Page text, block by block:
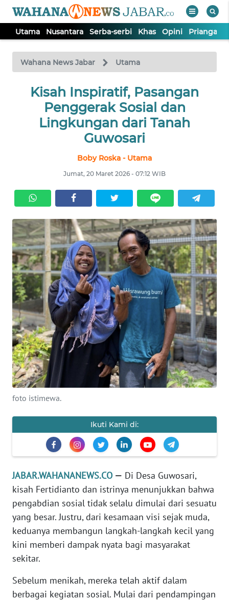
Utama Nusantara Serba-serbi Khas Opini Priangan
Wahana News Jabar Utama
Kisah Inspiratif, Pasangan
Penggerak Sosial dan
Lingkungan dari Tanah
Guwosari
Boby Roska - Utama
Jumat, 20 Maret 2026 - 07:12 WIB
foto istimewa.
Ikuti Kami di:
JABAR.WAHANANEWS.CO — Di Desa Guwosari,
kisah Fertidianto dan istrinya menunjukkan bahwa
pengabdian sosial tidak selalu dimulai dari sesuatu
yang besar. Justru, dari kesamaan visi sejak muda,
keduanya membangun langkah-langkah kecil yang
kini memberi dampak nyata bagi masyarakat
sekitar.
Sebelum menikah, mereka telah aktif dalam
berbagai kegiatan sosial. Mulai dari pendampingan
TV
Tutup
UTAMA
NUSANTARA
KHAS
OPINI
PRIANGAN
TIMUR
SUKABUMI
PURWAKARTA
Informasi
INDEKS
BERITA
KONTAK
TENTANG
KAMI
PEDOMAN
MEDIA
SIBER
REDAKSI
KARIR